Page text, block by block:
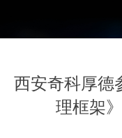
西安奇科厚德
理框架